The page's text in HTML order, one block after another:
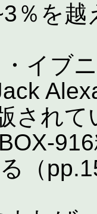
％を
イブ
され
（